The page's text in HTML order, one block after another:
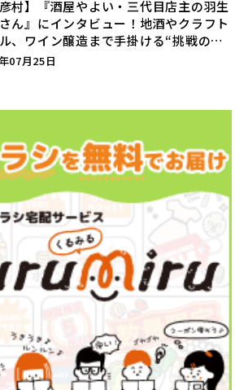
彦村】『酒屋やよい・三代目店主の羽生
ん』にインタビュー！地酒やクラフト
、ワイン醸造まで手掛ける“挑戦の歴
迫る♪
07月25日